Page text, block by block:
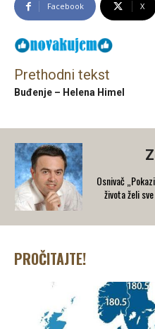
Facebook X
Prethodni tekst
Buđenje – Helena Himel
Osnivač
života želi
PROČITAJTE!